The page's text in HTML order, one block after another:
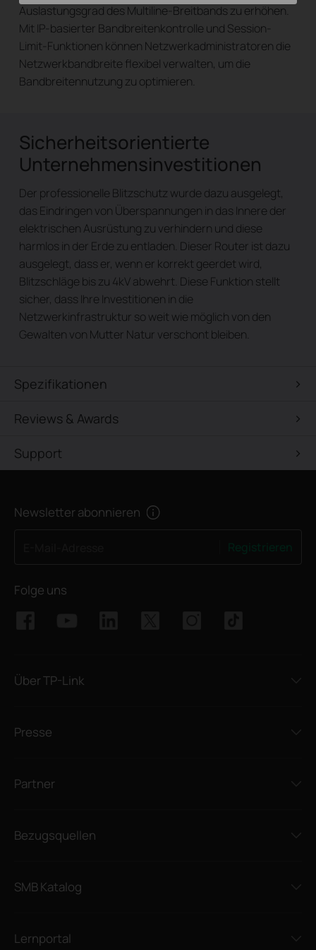
Auslastungsgrad des Multiline-Breitbands zu erhöhen.
Mit IP-basierter Bandbreitenkontrolle und Session-
Limit-Funktionen können Netzwerkadministratoren die
Netzwerkbandbreite flexibel verwalten, um die
Bandbreitennutzung zu optimieren.
Sicherheitsorientierte
Unternehmensinvestitionen
Der professionelle Blitzschutz wurde dazu ausgelegt,
das Eindringen von Überspannungen in das Innere der
elektrischen Ausrüstung zu verhindern und diese
harmlos in der Erde zu entladen. Dieser Router ist dazu
ausgelegt, dass er, wenn er korrekt geerdet wird,
Blitzschläge bis zu 4kV abwehrt. Diese Funktion stellt
sicher, dass Ihre Investitionen in die
Netzwerkinfrastruktur so weit wie möglich von den
Gewalten von Mutter Natur verschont bleiben.
Spezifikationen
Reviews & Awards
Support
Newsletter abonnieren
Folge uns
Über TP-Link
Presse
Partner
Bezugsquellen
SMB Katalog
Lernportal